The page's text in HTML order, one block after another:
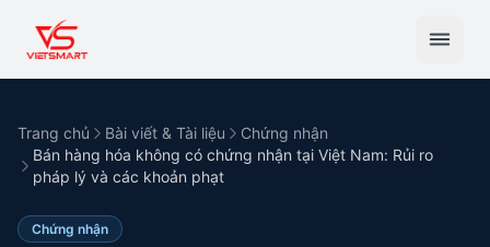
Trang chủ Bài viết & Tài liệu
Chứng nhận
Bán hàng hóa không có chứng nhận tại Việt Nam: Rủi ro
pháp lý và các khoản phạt
Chứng nhận